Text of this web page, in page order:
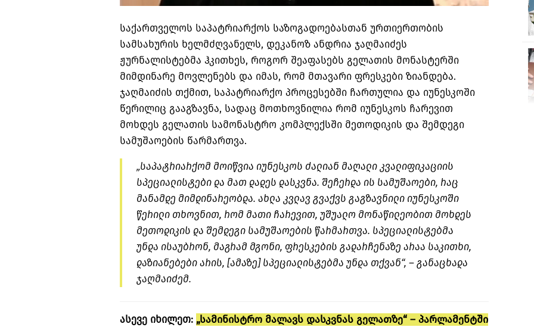
საქართველოს საპატრიარქოს საზოგადოებასთან ურთიერთობის
სამსახურის ხელმძღვანელს, დეკანოზ ანდრია ჯაღმაიძეს
ჟურნალისტებმა ჰკითხეს, როგორ შეაფასებს გელათის მონასტერში
მიმდინარე მოვლენებს და იმას, რომ მთავარი ფრესკები ზიანდება.
ჯაღმაიძის თქმით, საპატრიარქო პროცესებში ჩართულია და იუნესკოში
წერილიც გააგზავნა, სადაც მოთხოვნილია რომ იუნესკოს ჩარევით
მოხდეს გელათის სამონასტრო კომპლექსში მეთოდიკის და შემდეგი
სამუშაოების წარმართვა.
„საპატრიარქომ მოიწვია იუნესკოს ძალიან მაღალი კვალიფიკაციის
სპეციალისტები და მათ დადეს დასკვნა. შეჩერდა ის სამუშაოები, რაც
მანამდე მიმდინარეობდა. ახლა კვლავ გვაქვს გაგზავნილი იუნესკოში
წერილი თხოვნით, რომ მათი ჩარევით, უშუალო მონაწილეობით მოხდეს
მეთოდიკის და შემდეგი სამუშაოების წარმართვა. სპეციალისტებმა
უნდა ისაუბრონ, მაგრამ მგონი, ფრესკების გადარჩენაზე არაა საკითხი,
დაზიანებები არის, [ამაზე] სპეციალისტებმა უნდა თქვან“, – განაცხადა
ჯაღმაიძემ.
ასევე იხილეთ: „სამინისტრო მალავს დასკვნას გელათზე“ – პარლამენტში